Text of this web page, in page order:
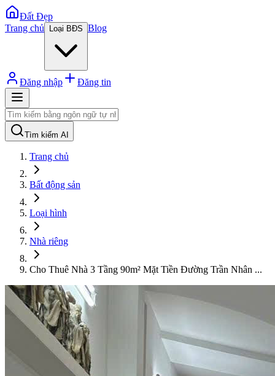
Đất Đẹp
Trang chủ
Loại BĐS Blog
Đăng nhập Đăng tin
Tìm kiếm AI
Trang chủ
Bất động sản
Loại hình
Nhà riêng
Cho Thuê Nhà 3 Tầng 90m² Mặt Tiền Đường Trần Nhân ...